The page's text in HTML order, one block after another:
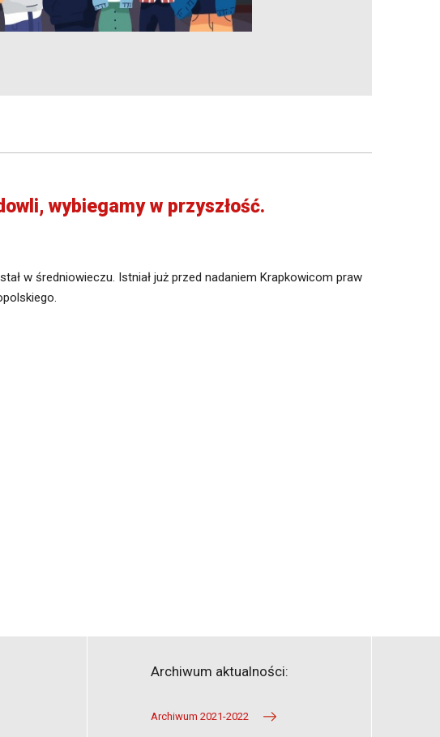
wybiegamy w przyszłość.
w średniowieczu. Istniał już przed nadaniem Krapkowicom praw
Archiwum aktualności:
Archiwum 2021-2022